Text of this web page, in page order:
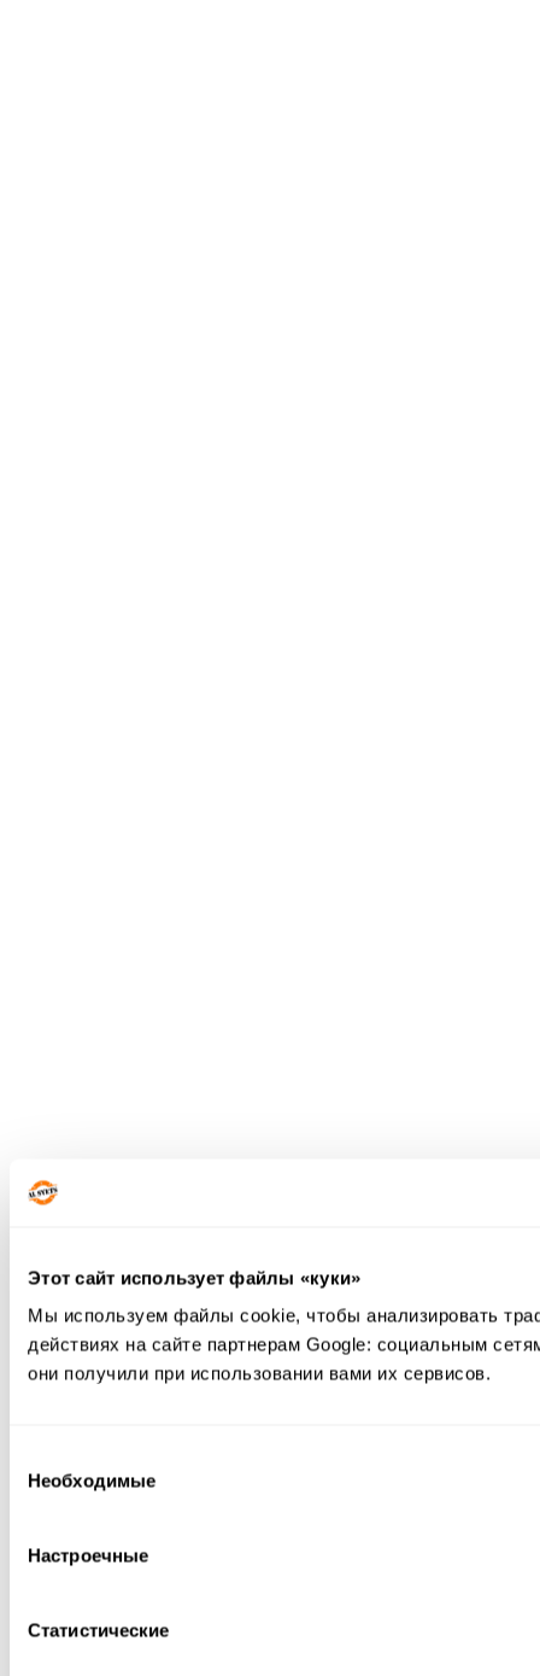
Этот сайт использует файлы «куки»
Мы используем файлы cookie, чтобы анализировать
действиях на сайте партнерам Google: социальным
они получили при использовании вами их сервисов.
согласия
Необходимые
Настроечные
Статистические